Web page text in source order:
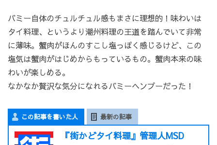
バミー自体のチュルチュル感もまさに理想的！味わいは
タイ料理、というより潮州料理の王道を踏んでいて非常
に薄味。蟹肉がほんのすこし塩っぽく感じるけど、この
塩気は蟹肉がはじめからもっているもの。蟹肉本来の味
わいが楽しめる。
なかなか贅沢な気分になれるバミーヘンプーだった！
この記事を書いた人 最新の記事
『街かどタイ料理』管理人MSD